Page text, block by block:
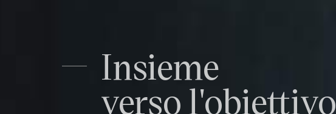
Insieme
verso l'obiettivo